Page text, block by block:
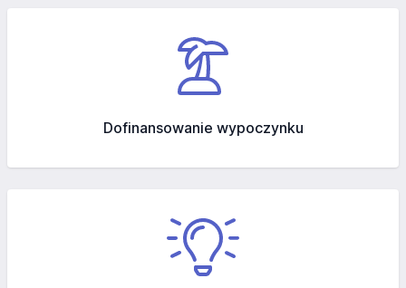
Dofinansowanie wypoczynku